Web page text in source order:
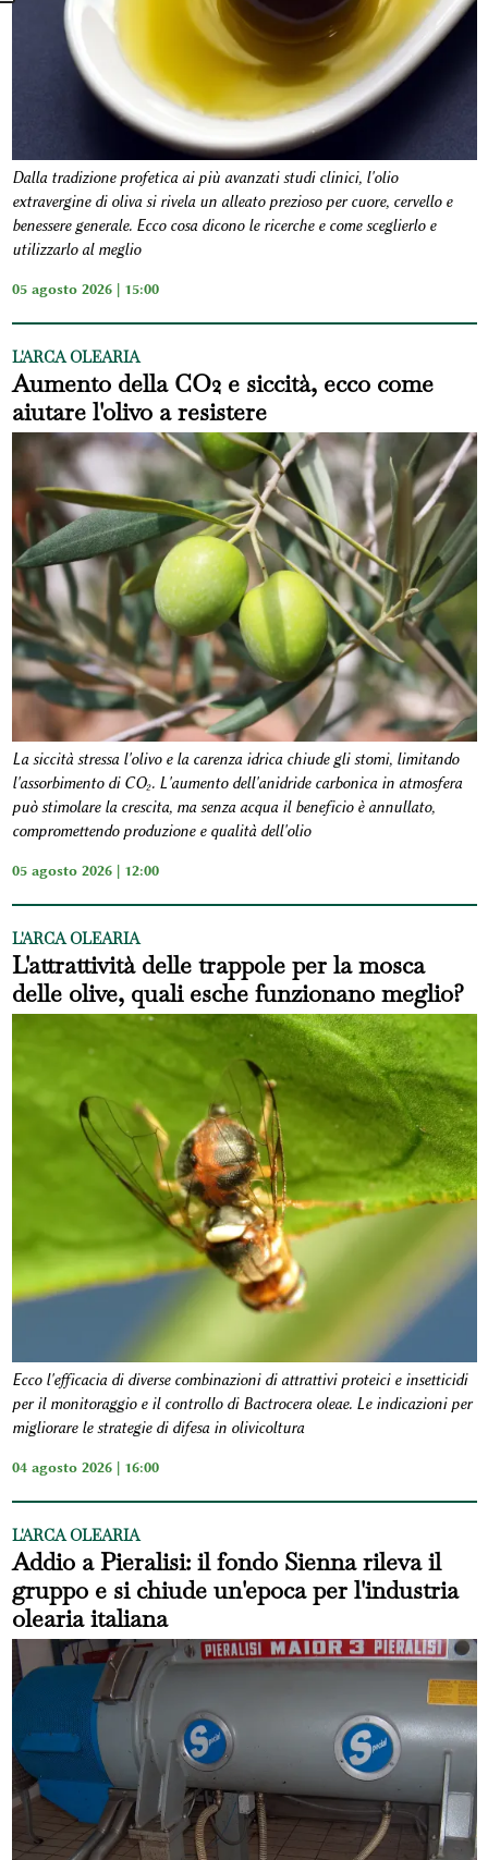
Dalla tradizione profetica ai più avanzati studi clinici, l'olio
extravergine di oliva si rivela un alleato prezioso per cuore, cervello e
benessere generale. Ecco cosa dicono le ricerche e come sceglierlo e
utilizzarlo al meglio
05 agosto 2026 | 15:00
L'ARCA OLEARIA
Aumento della CO2 e siccità, ecco come
aiutare l'olivo a resistere
La siccità stressa l'olivo e la carenza idrica chiude gli stomi, limitando
l'assorbimento di CO₂. L'aumento dell'anidride carbonica in atmosfera
può stimolare la crescita, ma senza acqua il beneficio è annullato,
compromettendo produzione e qualità dell'olio
05 agosto 2026 | 12:00
L'ARCA OLEARIA
L'attrattività delle trappole per la mosca
delle olive, quali esche funzionano meglio?
Ecco l'efficacia di diverse combinazioni di attrattivi proteici e insetticidi
per il monitoraggio e il controllo di Bactrocera oleae. Le indicazioni per
migliorare le strategie di difesa in olivicoltura
04 agosto 2026 | 16:00
L'ARCA OLEARIA
Addio a Pieralisi: il fondo Sienna rileva il
gruppo e si chiude un'epoca per l'industria
olearia italiana